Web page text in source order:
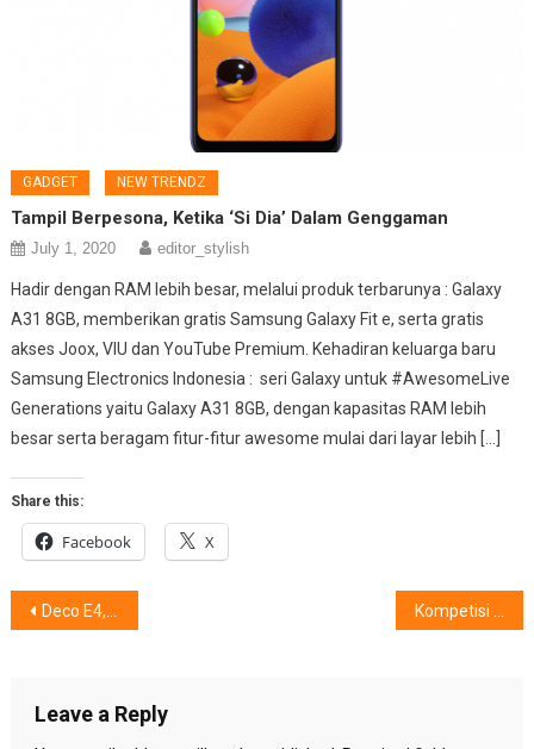
GADGET NEW TRENDZ
Tampil Berpesona, Ketika ‘Si Dia’ Dalam Genggaman
July 1, 2020 editor_stylish
Hadir dengan RAM lebih besar, melalui produk terbarunya : Galaxy
A31 8GB, memberikan gratis Samsung Galaxy Fit e, serta gratis
akses Joox, VIU dan YouTube Premium. Kehadiran keluarga baru
Samsung Electronics Indonesia : seri Galaxy untuk #AwesomeLive
Generations yaitu Galaxy A31 8GB, dengan kapasitas RAM lebih
besar serta beragam fitur-fitur awesome mulai dari layar lebih […]
Share this:
Facebook X
Post
Deco E4, Solusi Jaringan Wi-Fi Mesh untuk Rumah
Leave a Reply